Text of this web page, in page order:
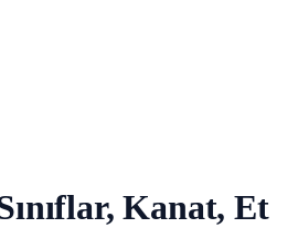
Kanat, Et